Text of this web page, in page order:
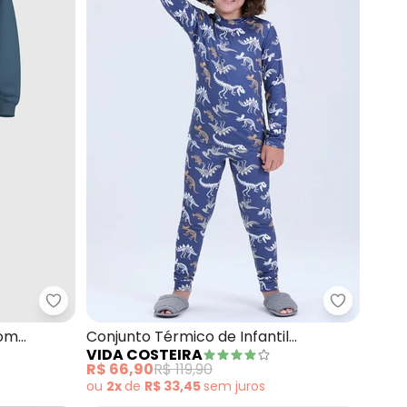
Vida Costeira - Conjunto de Moletom Básico com Capuz (Azul)
Malwee Kids - Conjunto Chase® em Moletom
Vida
Conjunto Térmico de Infantil
Dinossauro (Marinho)
VIDA COSTEIRA
R$ 66,90R$ 119,90
ou 2xde R$ 33,45sem juros